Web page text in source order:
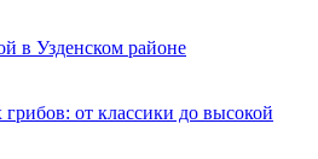
в Узденском районе
от классики до высокой